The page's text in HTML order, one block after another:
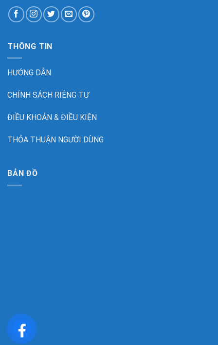
THÔNG TIN
HƯỚNG DẪN
CHÍNH SÁCH RIÊNG TƯ
ĐIỀU KHOẢN & ĐIỀU KIỆN
THỎA THUẬN NGƯỜI DÙNG
BẢN ĐỒ